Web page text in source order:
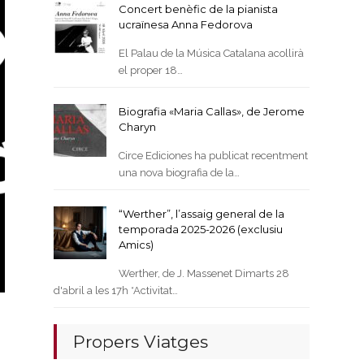
Concert benèfic de la pianista
ucraïnesa Anna Fedorova
El Palau de la Música Catalana acollirà
el proper 18…
Biografia «Maria Callas», de Jerome
Charyn
Circe Ediciones ha publicat recentment
una nova biografia de la…
“Werther”, l’assaig general de la
temporada 2025-2026 (exclusiu
Amics)
Werther, de J. Massenet Dimarts 28
d'abril a les 17h *Activitat…
Propers Viatges